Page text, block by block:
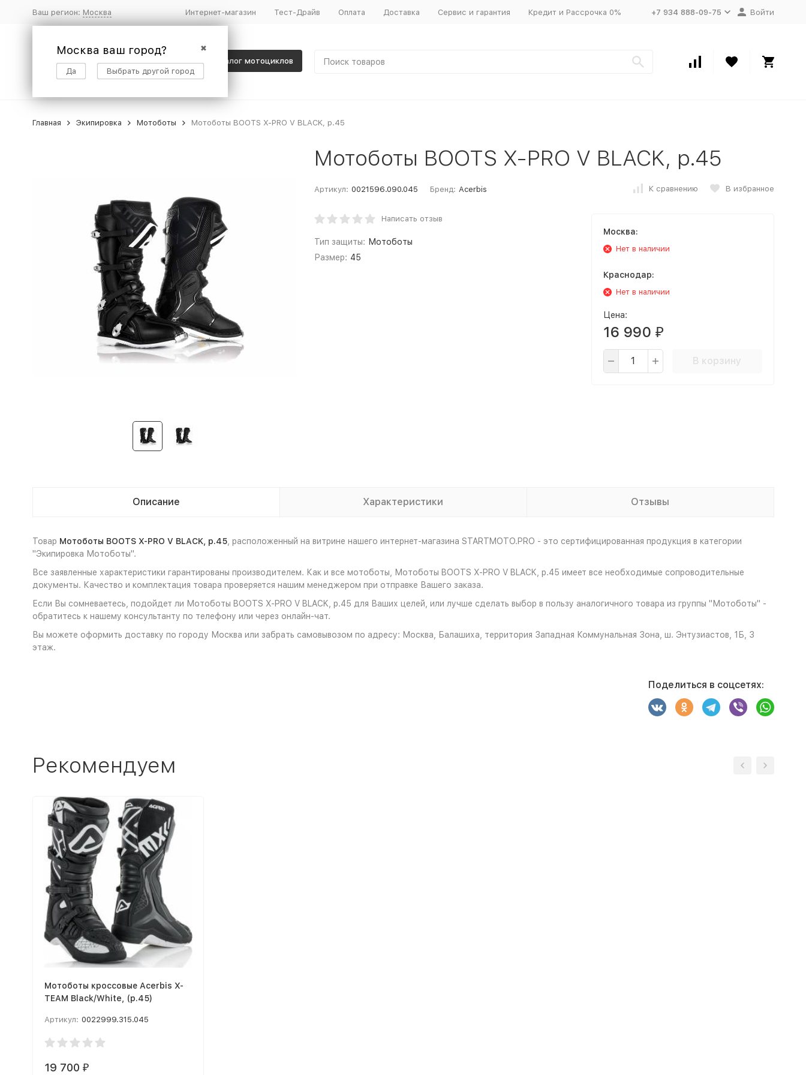
Ваш регион: Москва
✖
Москва ваш город?
Да Выбрать другой город
Интернет-магазин Тест-Драйв Оплата Доставка Сервис и гарантия Кредит и Рассрочка 0% +7 934 888-09-75 Войти
Каталог мотоциклов
Главная Экипировка Мотоботы Мотоботы BOOTS X-PRO V BLACK, р.45
Мотоботы BOOTS X-PRO V BLACK, р.45
Артикул: 0021596.090.045 Бренд: Acerbis К сравнению В избранное
Написать отзыв
Тип защиты: Мотоботы
Размер: 45
Москва:
Нет в наличии
Краснодар:
Нет в наличии
Цена:
16 990 ₽
В корзину
Описание Характеристики Отзывы
Товар Мотоботы BOOTS X-PRO V BLACK, р.45, расположенный на витрине нашего интернет-магазина STARTMOTO.PRO - это сертифицированная продукция в категории
"Экипировка Мотоботы".
Все заявленные характеристики гарантированы производителем. Как и все мотоботы, Мотоботы BOOTS X-PRO V BLACK, р.45 имеет все необходимые сопроводительные
документы. Качество и комплектация товара проверяется нашим менеджером при отправке Вашего заказа.
Если Вы сомневаетесь, подойдет ли Мотоботы BOOTS X-PRO V BLACK, р.45 для Ваших целей, или лучше сделать выбор в пользу аналогичного товара из группы "Мотоботы" -
обратитесь к нашему консультанту по телефону или через онлайн-чат.
Вы можете оформить доставку по городу Москва или забрать самовывозом по адресу: Москва, Балашиха, территория Западная Коммунальная Зона, ш. Энтузиастов, 1Б, 3
этаж.
Поделиться в соцсетях:
Рекомендуем
Мотоботы кроссовые Acerbis X-
TEAM Black/White, (р.45)
Артикул: 0022999.315.045
19 700 ₽